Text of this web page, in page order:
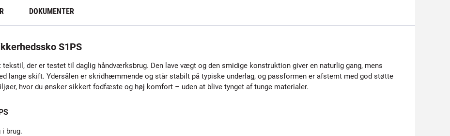
DOKUMENTER
S1PS
der er testet til daglig håndværksbrug. Den lave vægt og den smidige konstruktion giver en naturlig gang, mens
lange skift. Ydersålen er skridhæmmende og står stabilt på typiske underlag, og passformen er afstemt med god støtte
hvor du ønsker sikkert fodfæste og høj komfort – uden at blive tynget af tunge materialer.
brug.